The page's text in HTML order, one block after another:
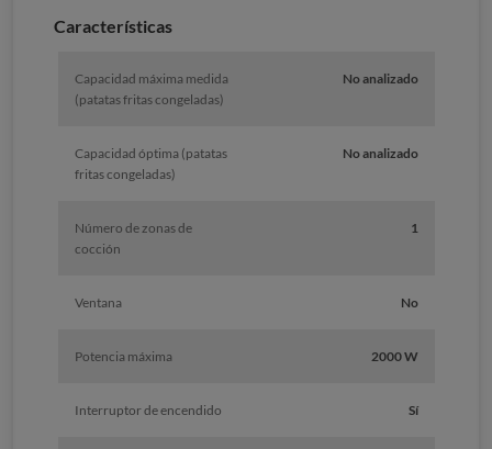
Características
Capacidad máxima medida
(patatas fritas congeladas)
No analizado
Capacidad óptima (patatas
fritas congeladas)
No analizado
Número de zonas de
cocción
1
Ventana No
Potencia máxima 2000 W
Interruptor de encendido Sí